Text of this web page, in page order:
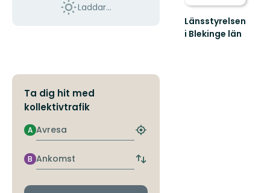
Laddar...
Ta dig hit med
kollektivtrafik
Avresa
A
Hitta
hållplats
Ankomst
B
Byt
och
Länsstyrelsen
i Blekinge län